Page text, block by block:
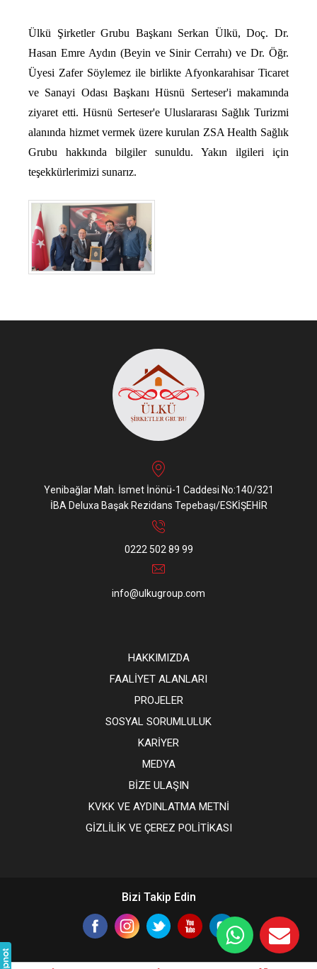
Ülkü Şirketler Grubu Başkanı Serkan Ülkü, Doç. Dr.
Hasan Emre Aydın (Beyin ve Sinir Cerrahı) ve Dr. Öğr.
Üyesi Zafer Söylemez ile birlikte Afyonkarahisar Ticaret
ve Sanayi Odası Başkanı Hüsnü Serteser'i makamında
ziyaret etti. Hüsnü Serteser'e Uluslararası Sağlık Turizmi
alanında hizmet vermek üzere kurulan ZSA Health Sağlık
Grubu hakkında bilgiler sunuldu. Yakın ilgileri için
teşekkürlerimizi sunarız.
Yenibağlar Mah. İsmet İnönü-1 Caddesi No:140/321
İBA Deluxa Başak Rezidans Tepebaşı/ESKİŞEHİR
0222 502 89 99
info@ulkugroup.com
HAKKIMIZDA
FAALİYET ALANLARI
PROJELER
SOSYAL SORUMLULUK
KARİYER
MEDYA
BİZE ULAŞIN
KVKK VE AYDINLATMA METNİ
GİZLİLİK VE ÇEREZ POLİTİKASI
Bizi Takip Edin